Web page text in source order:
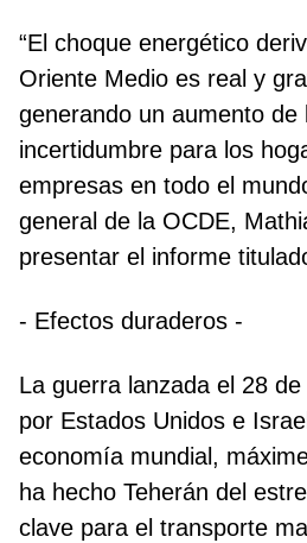
“El choque energético
Oriente Medio es real y
generando un aumento de
incertidumbre para los
empresas en todo el
general de la OCDE,
presentar el informe
- Efectos duraderos -
La guerra lanzada el 28
por Estados Unidos e
economía mundial,
ha hecho Teherán del
clave para el transporte